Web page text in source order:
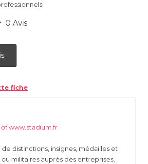
0 Avis
fiche
distinctions, insignes, médailles et
militaires auprès des entreprises,